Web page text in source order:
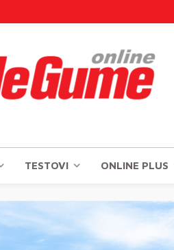
TESTOVI ONLINE PLUS